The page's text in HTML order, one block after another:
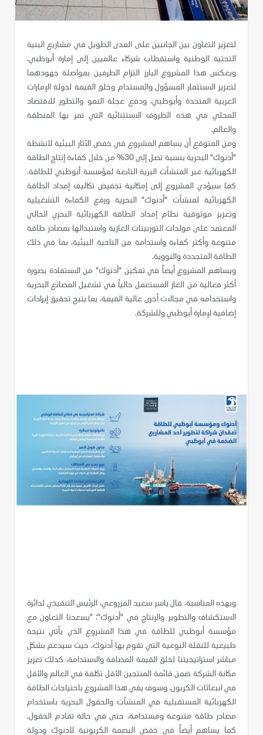
لتعزيز التعاون بين الجانبين على المدى الطويل في مشاريع البنية
التحتية الوطنية واستقطاب شركاء عالميين إلى إمارة أبوظبي.
ويعكس هذا المشروع البارز التزام الطرفين بمواصلة جهودهما
لتعزيز الاستثمار المسؤول والمستدام وخلق القيمة لدولة الإمارات
العربية المتحدة وأبوظبي، ودفع عجلة النمو والتطور للاقتصاد
المحلي في هذه الظروف الاستثنائية التي تمر بها المنطقة
والعالم.
ومن المتوقع أن يساهم المشروع في خفض الآثار البيئية لأنشطة
"أدنوك" البحرية بنسبة تصل إلى 30% من خلال كفاءة إنتاج الطاقة
الكهربائية عبر المنشآت البرية التابعة لمؤسسة أبوظبي للطاقة.
كما سيؤدي المشروع إلى إمكانية تخفيض تكاليف إمداد الطاقة
الكهربائية لمنشآت "أدنوك" البحرية ورفع الكفاءة التشغيلية
وتعزيز موثوقية نظام إمداد الطاقة الكهربائية البحري الحالي
المعتمد على مولدات التوربينات الغازية واستبدالها بمصادر طاقة
متنوعة وأكثر كفاءة واستدامة من الناحية البيئية، بما في ذلك
الطاقة المتجددة والنووية.
ويساهم المشروع أيضاً في تمكين "أدنوك" من الاستفادة بصورة
أكثر فعالية من الغاز المستعمل حالياً في تشغيل المصانع البحرية
واستخدامه في مجالات أخرى عالية القيمة، بما يتيح تحقيق إيرادات
إضافية لإمارة أبوظبي وللشركة.
وبهذه المناسبة، قال ياسر سعيد المزروعي، الرئيس التنفيذي لدائرة
الاستكشاف والتطوير والإنتاج في "أدنوك": "يسعدنا التعاون مع
مؤسسة أبوظبي للطاقة في هذا المشروع الذي يأتي نتيجة
طبيعية للنقلة النوعية التي تقوم بها أدنوك، حيث سيدعم بشكل
مباشر استراتيجيتنا لخلق القيمة المضافة وا لاستدامة، كذلك تعزيز
مكانة الشركة ضمن قائمة المنتجين الأقل تكلفة في العالم والأقل
في انبعاثات الكربون. وسوف يفي هذا المشروع باحتياجات الطاقة
الكهربائية المستقبلية في المنشآت والحقول البحرية باستخدام
مصادر طاقة متنوعة ومستدامة، حتى في حالة تقادم الحقول.
كما يساهم أيضاً في خفض البصمة الكربونية لأدنوك ودولة